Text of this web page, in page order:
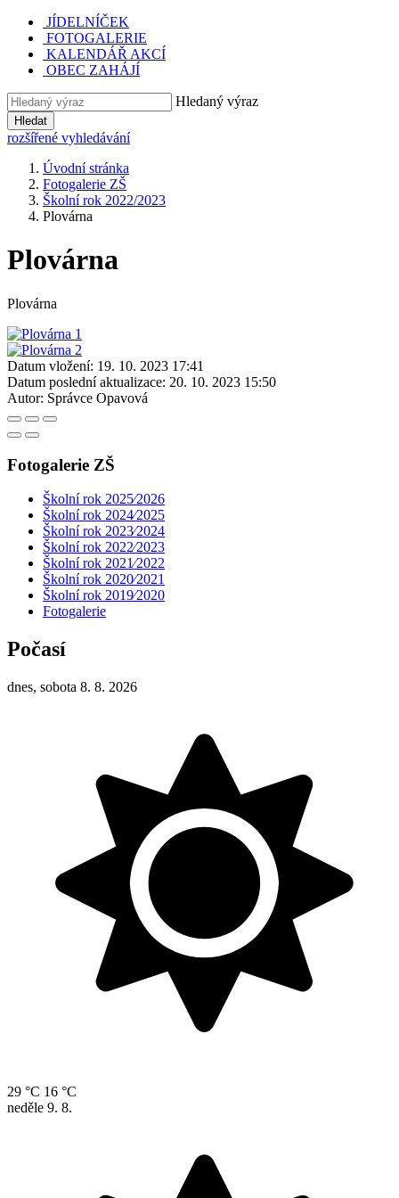
JÍDELNÍČEK
FOTOGALERIE
KALENDÁŘ AKCÍ
OBEC ZAHÁJÍ
Hledaný výraz
Hledat
rozšířené vyhledávání
Úvodní stránka
Fotogalerie ZŠ
Školní rok 2022/2023
Plovárna
Plovárna
Plovárna
Datum vložení: 19. 10. 2023 17:41
Datum poslední aktualizace: 20. 10. 2023 15:50
Autor: Správce Opavová
Fotogalerie ZŠ
Školní rok 2025⁄2026
Školní rok 2024⁄2025
Školní rok 2023⁄2024
Školní rok 2022⁄2023
Školní rok 2021⁄2022
Školní rok 2020⁄2021
Školní rok 2019⁄2020
Fotogalerie
Počasí
dnes, sobota 8. 8. 2026
29 °C 16 °C
neděle 9. 8.